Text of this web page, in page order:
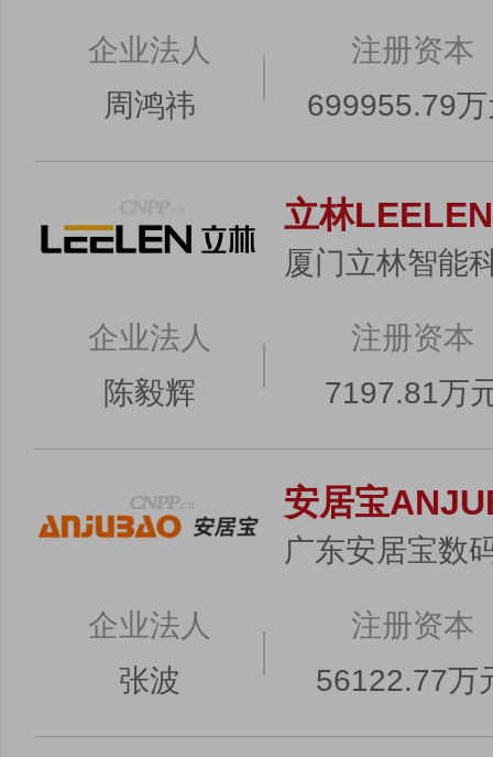
企业法人
周鸿祎
注册资本
699955.79
立林LEELEN
厦门立林智能
企业法人
陈毅辉
注册资本
7197.81万
安居宝
广东安居宝数
企业法人
张波
注册资本
56122.77万